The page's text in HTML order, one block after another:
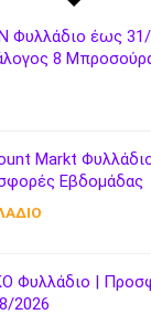
Φυλλάδιο έως
8
Markt
Εβδομάδας
Φυλλάδιο |
2026